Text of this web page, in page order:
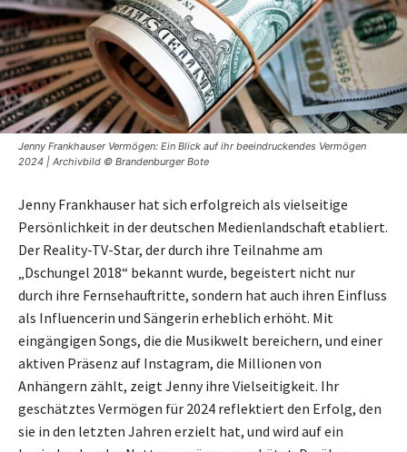
Jenny Frankhauser Vermögen: Ein Blick auf ihr beeindruckendes Vermögen
2024 | Archivbild © Brandenburger Bote
Jenny Frankhauser hat sich erfolgreich als vielseitige
Persönlichkeit in der deutschen Medienlandschaft etabliert.
Der Reality-TV-Star, der durch ihre Teilnahme am
„Dschungel 2018“ bekannt wurde, begeistert nicht nur
durch ihre Fernsehauftritte, sondern hat auch ihren Einfluss
als Influencerin und Sängerin erheblich erhöht. Mit
eingängigen Songs, die die Musikwelt bereichern, und einer
aktiven Präsenz auf Instagram, die Millionen von
Anhängern zählt, zeigt Jenny ihre Vielseitigkeit. Ihr
geschätztes Vermögen für 2024 reflektiert den Erfolg, den
sie in den letzten Jahren erzielt hat, und wird auf ein